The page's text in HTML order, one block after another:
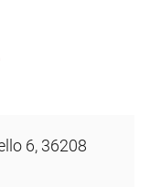
6, 36208